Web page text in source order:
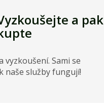
a pak
vyzkoušení. Sami se
naše služby fungují!